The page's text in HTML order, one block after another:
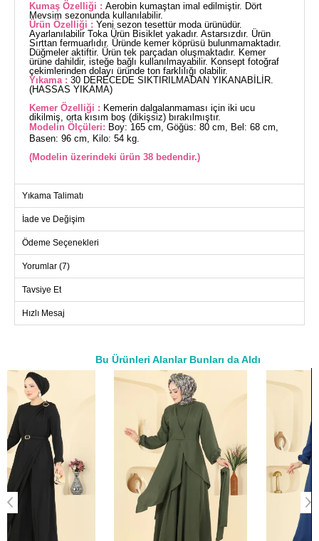
Kumaş Özelliği : Aerobin kumaştan imal edilmiştir. Dört
Mevsim sezonunda kullanılabilir.
Ürün Özelliği : Yeni sezon tesettür moda ürünüdür.
Ayarlanılabilir Toka Ürün Bisiklet yakadır. Astarsızdır. Ürün
Sırttan fermuarlıdır. Üründe kemer köprüsü bulunmamaktadır.
Düğmeler aktiftir. Ürün tek parçadan oluşmaktadır. Kemer
ürüne dahildir, isteğe bağlı kullanılmayabilir. Konsept fotoğraf
çekimlerinden dolayı üründe ton farklılığı olabilir.
Yıkama : 30 DERECEDE SIKTIRILMADAN YIKANABİLİR.
(HASSAS YIKAMA)
Kemer Özelliği : Kemerin dalgalanmaması için iki ucu
dikilmiş, orta kısım boş (dikişsiz) bırakılmıştır.
Modelin Ölçüleri: Boy: 165 cm, Göğüs: 80 cm, Bel: 68 cm,
Basen: 96 cm, Kilo: 54 kg.
(Modelin üzerindeki ürün 38 bedendir.)
(CM)
Beden
38
40
100 80
141
42
104 84
141
52
124 106 141
Yıkama Talimatı
İade ve Değişim
Ödeme Seçenekleri
Yorumlar (7)
Tavsiye Et
Hızlı Mesaj
Bu Ürünleri Alanlar Bunları da Aldı
a>